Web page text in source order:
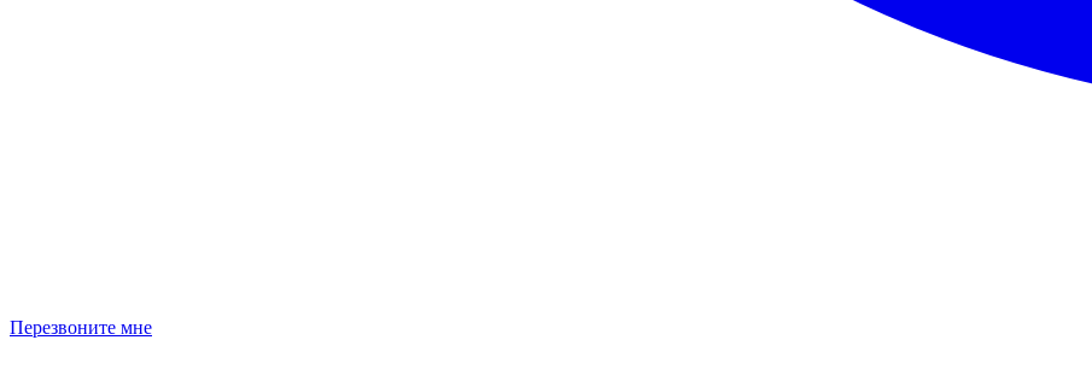
Перезвоните мне